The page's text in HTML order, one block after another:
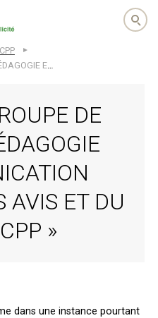
NOUVEAU GROUPE DE TRAVAIL « PÉDAGOGIE ET COMMUNICATION AUTOUR DES AVIS ET DU TRAVAIL DU CPP »
DE
AVIS ET DU
»
dans une instance pourtant